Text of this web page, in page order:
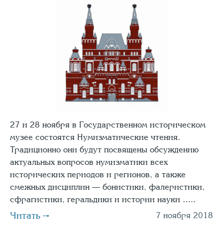
27 и 28 ноября в Государственном историческом
музее состоятся Нумизматические чтения.
Традиционно они будут посвящены обсуждению
актуальных вопросов нумизматики всех
исторических периодов и регионов, а также
смежных дисциплин — бонистики, фалеристики,
сфрагистики, геральдики и истории науки …..
Читать 7 ноября 2018